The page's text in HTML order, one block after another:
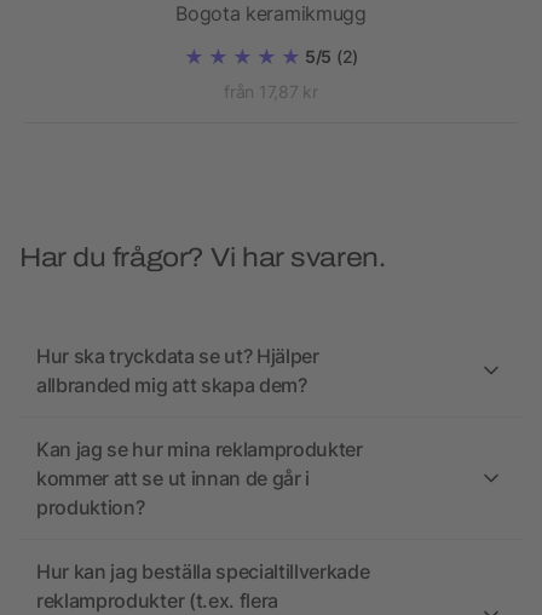
Bogota keramikmugg
5/5 (2)
från 17,87 kr
Har du frågor? Vi har svaren.
Hur ska tryckdata se ut? Hjälper
allbranded mig att skapa dem?
Kan jag se hur mina reklamprodukter
kommer att se ut innan de går i
produktion?
Hur kan jag beställa specialtillverkade
reklamprodukter (t.ex. flera